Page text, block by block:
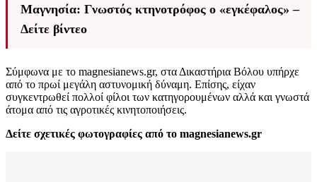
Μαγνησία: Γνωστός κτηνοτρόφος ο «εγκέφαλος» –
Δείτε βίντεο
Σύμφωνα με το magnesianews.gr, στα Δικαστήρια Βόλου υπήρχε
από το πρωί μεγάλη αστυνομική δύναμη. Επίσης, είχαν
συγκεντρωθεί πολλοί φίλοι των κατηγορουμένων αλλά και γνωστά
άτομα από τις αγροτικές κινητοποιήσεις.
Δείτε σχετικές φωτογραφίες από το magnesianews.gr